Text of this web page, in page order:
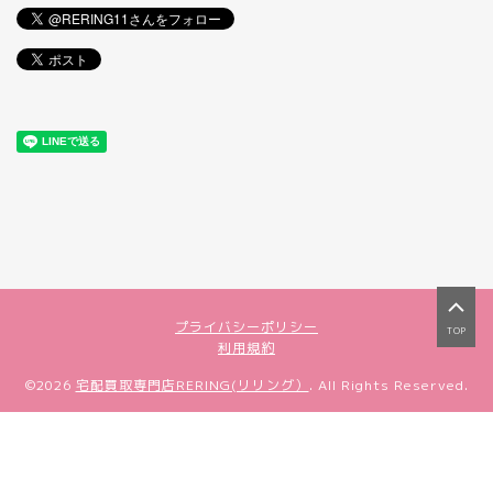
プライバシーポリシー
利用規約
TOP
©2026 宅配買取専門店RERING(リリング） . All Rights Reserved.